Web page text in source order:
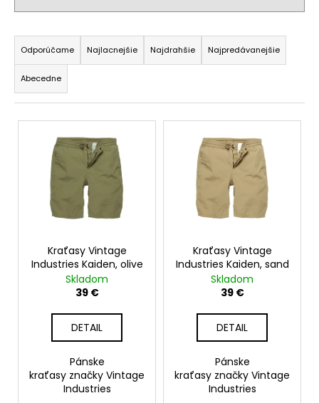
R
a
d
e
n
i
Odporúčame Najlacnejšie Najdrahšie Najpredávanejšie
Abecedne
V
Kraťasy Vintage
Industries Kaiden, olive
Skladom
39 €
DETAIL
Pánske
kraťasy značky Vintage
Industries
Kraťasy Vintage
Industries Kaiden, sand
Skladom
39 €
DETAIL
Pánske
kraťasy značky Vintage
Industries
O
d
o